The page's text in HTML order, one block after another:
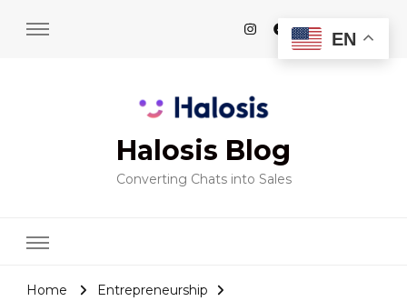
Halosis Blog
Converting Chats into Sales
Home
Entrepreneurship
EN